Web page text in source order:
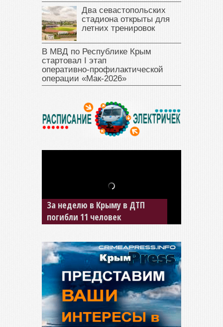
Два севастопольских
стадиона открыты для
летних тренировок
В МВД по Республике Крым
стартовал I этап
оперативно‑профилактической
операции «Мак‑2026»
В Джанкое водитель ВАЗа
сбил двух детей на «зебре»